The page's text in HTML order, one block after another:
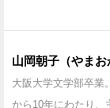
山岡朝子（やまお
大阪大学文学部卒業
から10年にわたり、